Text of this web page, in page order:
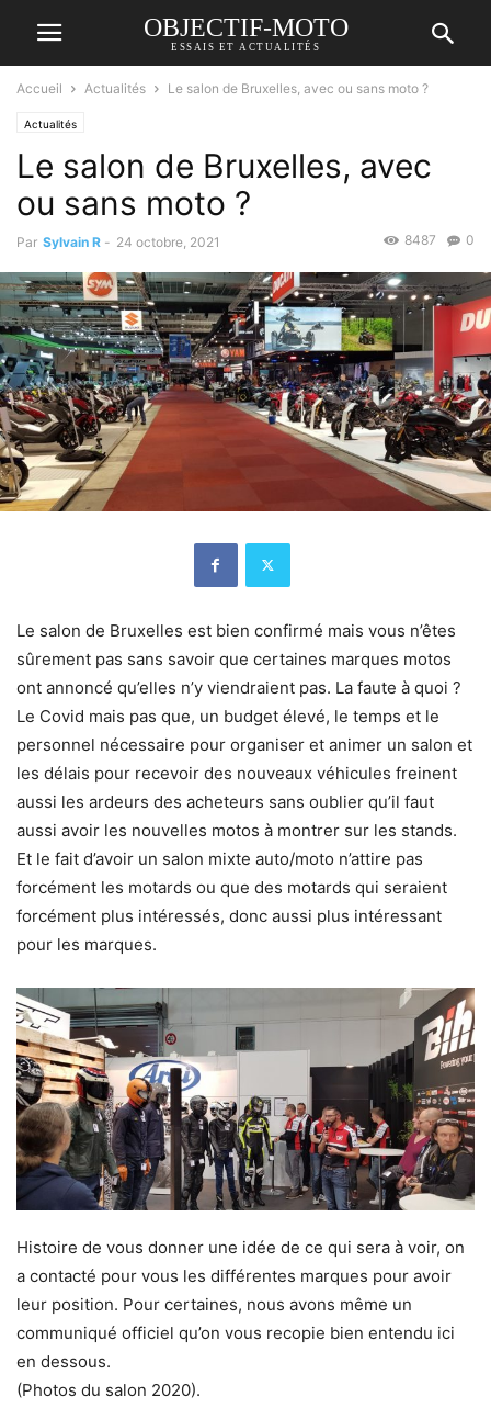
OBJECTIF-MOTO
ESSAIS ET ACTUALITÉS
Accueil Actualités Le salon de Bruxelles, avec ou sans moto ?
Actualités
Le salon de Bruxelles, avec
ou sans moto ?
Par Sylvain R - 24 octobre, 2021 0
8487
Le salon de Bruxelles est bien confirmé mais vous n’êtes
sûrement pas sans savoir que certaines marques motos
ont annoncé qu’elles n’y viendraient pas. La faute à quoi ?
Le Covid mais pas que, un budget élevé, le temps et le
personnel nécessaire pour organiser et animer un salon et
les délais pour recevoir des nouveaux véhicules freinent
aussi les ardeurs des acheteurs sans oublier qu’il faut
aussi avoir les nouvelles motos à montrer sur les stands.
Et le fait d’avoir un salon mixte auto/moto n’attire pas
forcément les motards ou que des motards qui seraient
forcément plus intéressés, donc aussi plus intéressant
pour les marques.
Histoire de vous donner une idée de ce qui sera à voir, on
a contacté pour vous les différentes marques pour avoir
leur position. Pour certaines, nous avons même un
communiqué officiel qu’on vous recopie bien entendu ici
en dessous.
(Photos du salon 2020).